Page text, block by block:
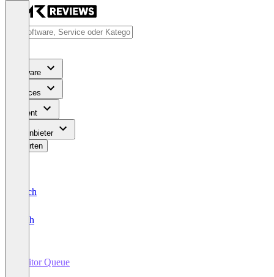
Software
Services
Content
Für Anbieter
Bewerten
Deutsch
English
Visitor Queue